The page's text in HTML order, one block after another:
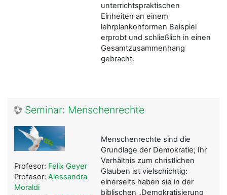
unterrichtspraktischen
Einheiten an einem
lehrplankonformen Beispiel
erprobt und schließlich in einen
Gesamtzusammenhang
gebracht.
Seminar: Menschenrechte
Menschenrechte sind die
Grundlage der Demokratie; Ihr
Verhältnis zum christlichen
Glauben ist vielschichtig:
einerseits haben sie in der
biblischen „Demokratisierung
Profesor: Felix Geyer
Profesor: Alessandra
Moraldi